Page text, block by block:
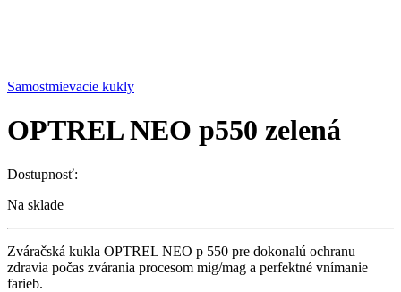
Samostmievacie kukly
OPTREL NEO p550 zelená
Dostupnosť:
Na sklade
Zváračská kukla OPTREL NEO p 550 pre dokonalú ochranu
zdravia počas zvárania procesom mig/mag a perfektné vnímanie
farieb.